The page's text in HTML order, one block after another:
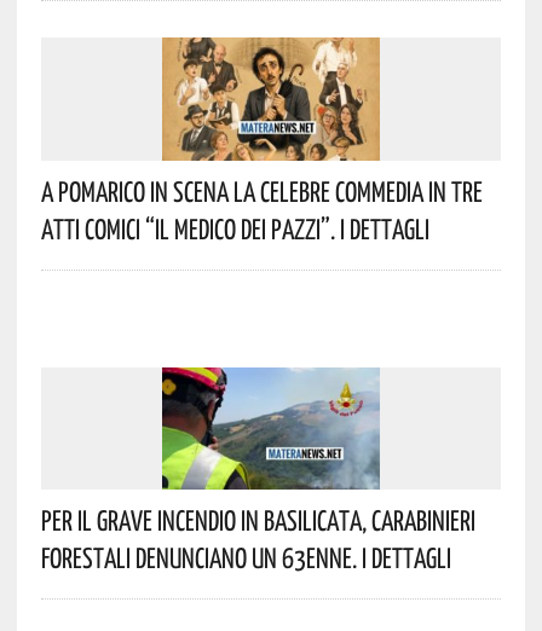
A Pomarico In Scena La Celebre Commedia In Tre
Atti Comici “Il Medico Dei Pazzi”. I Dettagli
Per Il Grave Incendio In Basilicata, Carabinieri
Forestali Denunciano Un 63enne. I Dettagli